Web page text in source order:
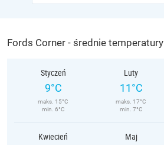
Fords Corner - średnie temperatury
Styczeń
9°C
maks. 15°C
min. 6°C
Luty
11°C
maks. 17°C
min. 7°C
Kwiecień Maj